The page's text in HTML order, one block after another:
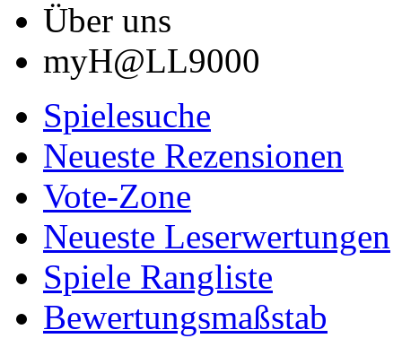
Über uns
myH@LL9000
Spielesuche
Neueste Rezensionen
Vote-Zone
Neueste Leserwertungen
Spiele Rangliste
Bewertungsmaßstab